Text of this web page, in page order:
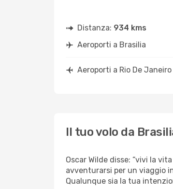
Distanza: 934 kms
Aeroporti a Brasilia
Aeroporti a Rio De Janeiro
Il tuo volo da
Oscar Wilde disse: “vivi la
avventurarsi per un viaggio
Qualunque sia la tua